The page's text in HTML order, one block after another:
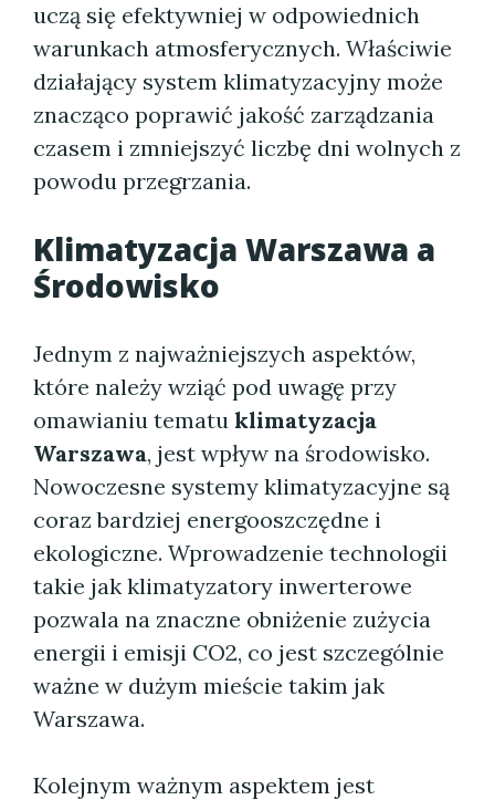
uczą się efektywniej w odpowiednich
warunkach atmosferycznych. Właściwie
działający system klimatyzacyjny może
znacząco poprawić jakość zarządzania
czasem i zmniejszyć liczbę dni wolnych z
powodu przegrzania.
Klimatyzacja Warszawa a
Środowisko
Jednym z najważniejszych aspektów,
które należy wziąć pod uwagę przy
omawianiu tematu klimatyzacja
Warszawa, jest wpływ na środowisko.
Nowoczesne systemy klimatyzacyjne są
coraz bardziej energooszczędne i
ekologiczne. Wprowadzenie technologii
takie jak klimatyzatory inwerterowe
pozwala na znaczne obniżenie zużycia
energii i emisji CO2, co jest szczególnie
ważne w dużym mieście takim jak
Warszawa.
Kolejnym ważnym aspektem jest